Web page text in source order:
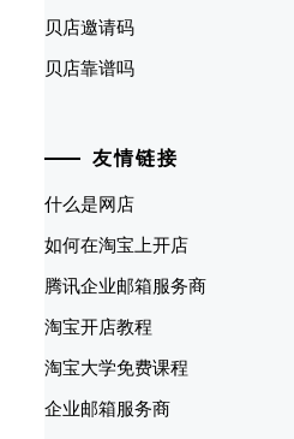
贝店邀请码
贝店靠谱吗
友情链接
什么是网店
如何在淘宝上开店
腾讯企业邮箱服务商
淘宝开店教程
淘宝大学免费课程
企业邮箱服务商